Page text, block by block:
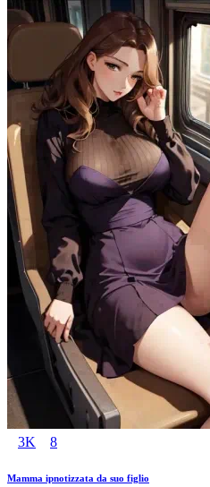
3K 8
Mamma ipnotizzata da suo figlio